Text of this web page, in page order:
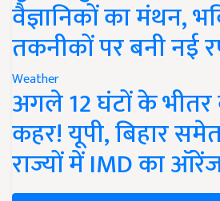
वैज्ञानिकों का मंथन,
तकनीकों पर बनी नई
Weather
अगले 12 घंटों के भीतर
कहर! यूपी, बिहार
राज्यों में IMD का